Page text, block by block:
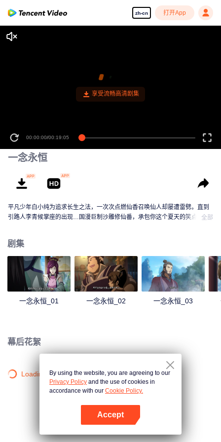
zh-cn 打开App
享受流畅高清剧集
00:00:00/00:19:05
一念永恒
平凡少年白小纯为追求长生之法，一次次点燃仙香召唤仙人却屡遭雷劈。直到
引路人李青候掌座的出现…国漫巨制沙雕修仙番，承包你这个夏天的笑点！全部
剧集
一念永恒_01 一念永恒_02 一念永恒_03
幕后花絮
Loading…By using the website, you are agreeing to our
Privacy Policy and the use of cookies in
accordance with our Cookie Policy.
Accept